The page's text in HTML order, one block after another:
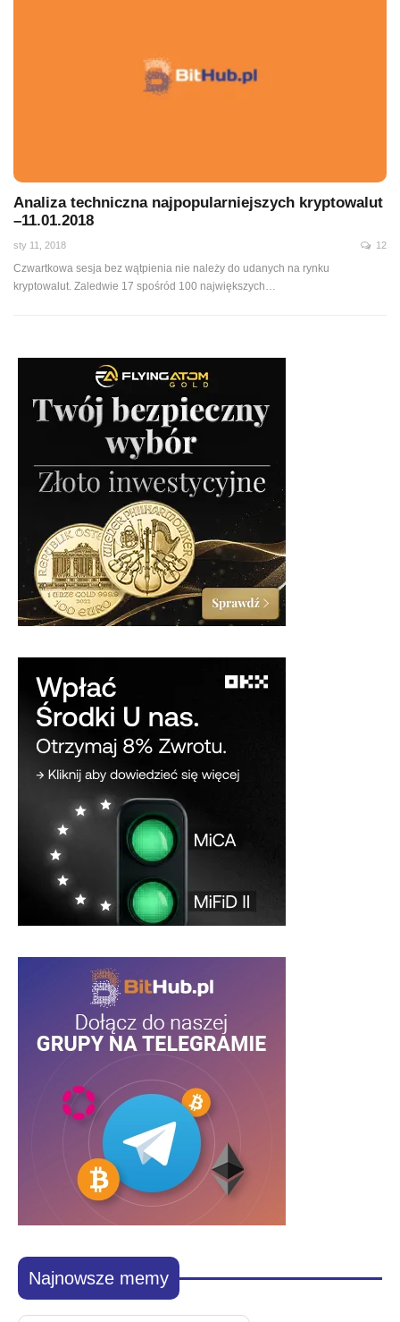
Analiza techniczna najpopularniejszych kryptowalut
–11.01.2018
sty 11, 2018 12
Czwartkowa sesja bez wątpienia nie należy do udanych na rynku
kryptowalut. Zaledwie 17 spośród 100 największych…
Najnowsze memy